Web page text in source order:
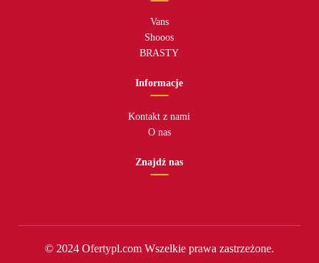
Vans
Shooos
BRASTY
Informacje
Kontakt z nami
O nas
Znajdź nas
© 2024 Ofertypl.com Wszelkie prawa zastrzeżone.